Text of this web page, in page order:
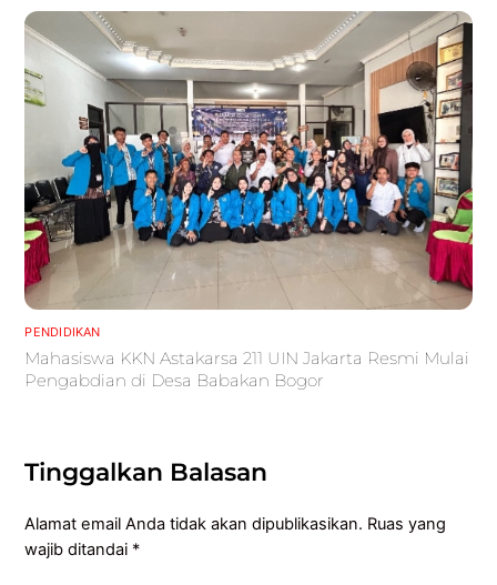
PENDIDIKAN
Mahasiswa KKN Astakarsa 211 UIN Jakarta Resmi Mulai
Pengabdian di Desa Babakan Bogor
Tinggalkan Balasan
Alamat email Anda tidak akan dipublikasikan. Ruas yang
wajib ditandai *